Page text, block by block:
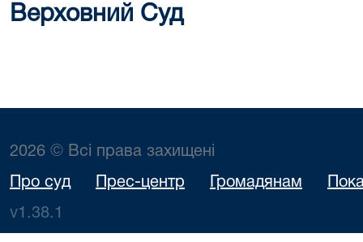
Верховний Суд
2026 © Всі права захищені
Про суд Прес-центр Громадянам
v1.38.1